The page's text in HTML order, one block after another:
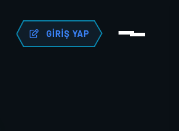
GIRIŞ YAP